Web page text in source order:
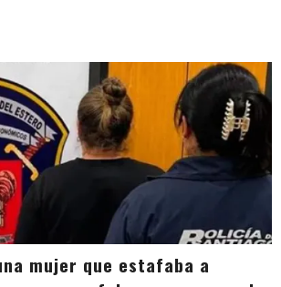
mujer que estafaba a